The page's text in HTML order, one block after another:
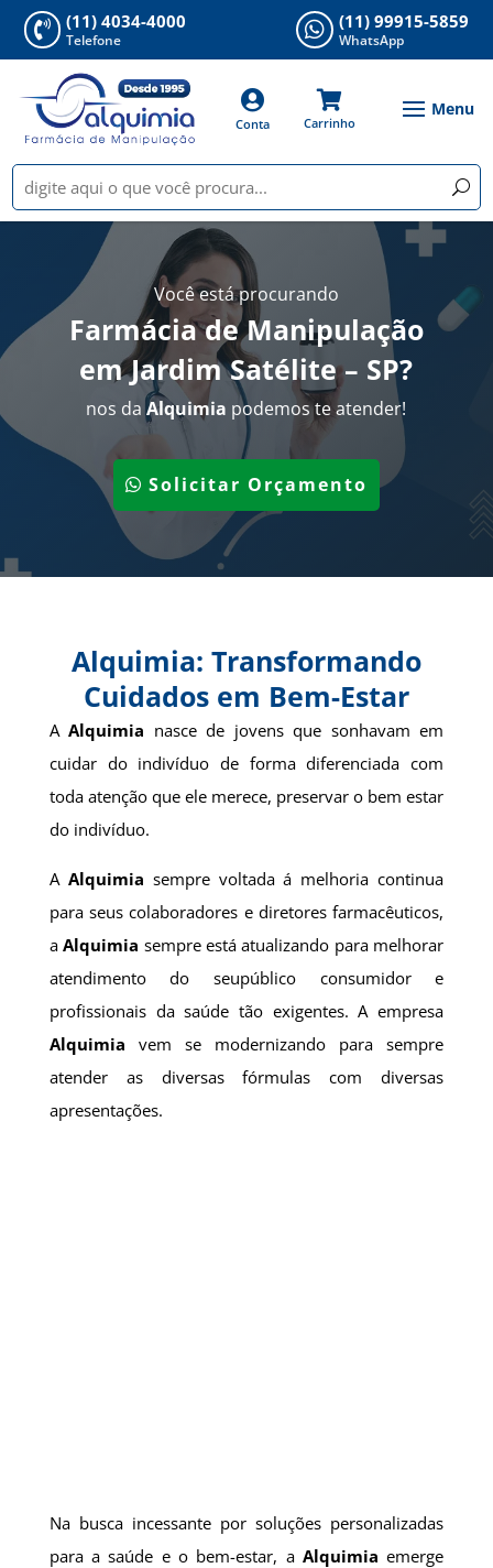
 (11) 4034-4000
Telefone  (11) 99915-5859
WhatsApp

Conta

Carrinho
Você está procurando
Farmácia de Manipulação
em Jardim Satélite – SP?
nos daAlquimia podemos te atender!
Solicitar Orçamento
Alquimia: Transformando
Cuidados em Bem-Estar
AAlquimia nasce de jovens que sonhavam em
cuidar do indivíduo de forma diferenciada com
toda atenção que ele merece, preservar o bem estar
do indivíduo.
A Alquimia sempre voltada á melhoria continua
para seus colaboradores e diretores farmacêuticos,
aAlquimia sempre está atualizando para melhorar
atendimento do seupúblico consumidor e
profissionais da saúde tão exigentes. A empresa
Alquimia vem se modernizando para sempre
atender as diversas fórmulas com diversas
apresentações.
Na busca incessante por soluções personalizadas
para a saúde e o bem-estar, a Alquimia emerge